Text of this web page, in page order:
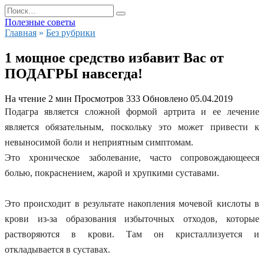
Перейти
к
содержанию
Search
for:
Полезные советы
Главная » Без рубрики
1 мощное средство избавит Вас от
ПОДАГРЫ навсегда!
На чтение 2 мин Просмотров 333 Обновлено 05.04.2019
Подагра является сложной формой артрита и ее лечение
является обязательным, поскольку это может привести к
невыносимой боли и неприятным симптомам.
Это хроническое заболевание, часто сопровождающееся
болью, покраснением, жарой и хрупкими суставами.
Это происходит в результате накопления мочевой кислоты в
крови из-за образования избыточных отходов, которые
растворяются в крови. Там он кристаллизуется и
откладывается в суставах.